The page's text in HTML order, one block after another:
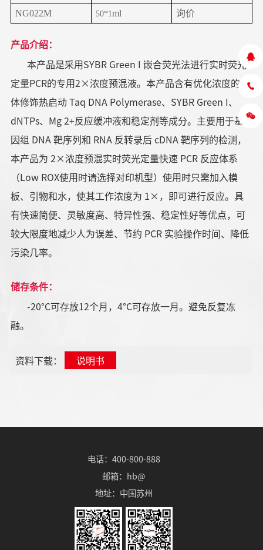
NG022M
50*1ml 询价
产品介绍：
本产品是采用SYBR Green I 嵌合荧光法进行实时荧光
定量PCR的专用2×浓度预混液。本产品含有优化浓度的抗
体修饰热启动 Taq DNA Polymerase、SYBR Green I、
dNTPs、Mg 2+反应缓冲液和稳定剂等成分。主要用于基
因组 DNA 靶序列和 RNA 反转录后 cDNA 靶序列的检测，
本产品为 2×浓度预混实时荧光定量快速 PCR 反应体系
（Low ROX使用时请选择对印机型）使用时只需加入模
板、引物和水，使其工作浓度为 1×，即可进行反应。具
有快速简便、灵敏度高、特异性强、稳定性好等优点，可
较大限度地减少人为误差、节约 PCR 实验操作时间、降低
污染几率。
储存条件：
-20°C可存放12个月，4°C可存放一月。避免反复冻
融。
资料下载： 说明书
电话：400-800-888
邮箱：hb@
地址：中国苏州